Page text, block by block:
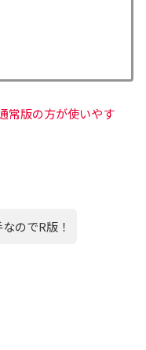
常版の方が使いやす
のでR版！